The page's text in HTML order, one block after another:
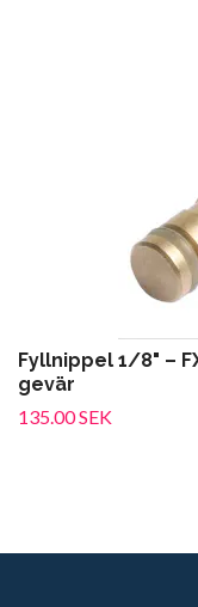
Fyllnippel 1/8" –
gevär
135.00 SEK